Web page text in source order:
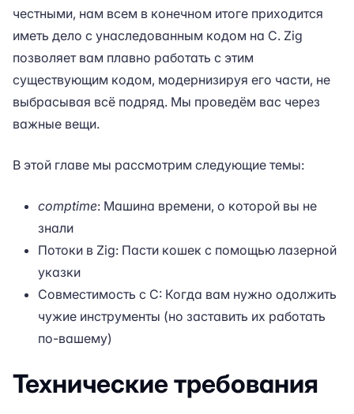
честными, нам всем в конечном итоге приходится
иметь дело с унаследованным кодом на C. Zig
позволяет вам плавно работать с этим
существующим кодом, модернизируя его части, не
выбрасывая всё подряд. Мы проведём вас через
важные вещи.
В этой главе мы рассмотрим следующие темы:
comptime: Машина времени, о которой вы не
знали
Потоки в Zig: Пасти кошек с помощью лазерной
указки
Совместимость с C: Когда вам нужно одолжить
чужие инструменты (но заставить их работать
по-вашему)
Технические требования